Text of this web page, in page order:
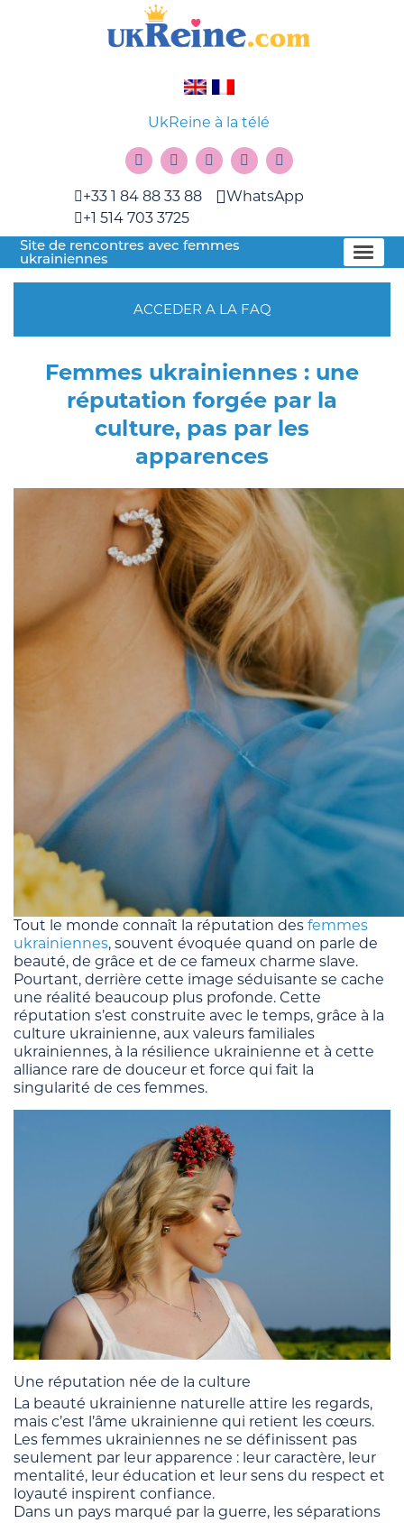
UkReine à la télé
+33 1 84 88 33 88
+1 514 703 3725
WhatsApp
Site de rencontres avec femmes
ukrainiennes
ACCEDER A LA FAQ
Femmes ukrainiennes : une
réputation forgée par la
culture, pas par les
apparences
Tout le monde connaît la réputation des femmes
ukrainiennes, souvent évoquée quand on parle de
beauté, de grâce et de ce fameux charme slave.
Pourtant, derrière cette image séduisante se cache
une réalité beaucoup plus profonde. Cette
réputation s’est construite avec le temps, grâce à la
culture ukrainienne, aux valeurs familiales
ukrainiennes, à la résilience ukrainienne et à cette
alliance rare de douceur et force qui fait la
singularité de ces femmes.
Une réputation née de la culture
La beauté ukrainienne naturelle attire les regards,
mais c’est l’âme ukrainienne qui retient les cœurs.
Les femmes ukrainiennes ne se définissent pas
seulement par leur apparence : leur caractère, leur
mentalité, leur éducation et leur sens du respect et
loyauté inspirent confiance.
Dans un pays marqué par la guerre, les séparations